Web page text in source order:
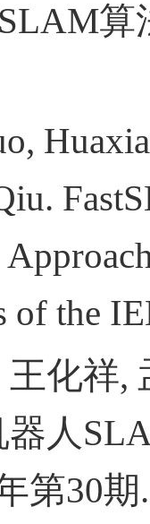
算
of the
王化祥,
人
第30期.